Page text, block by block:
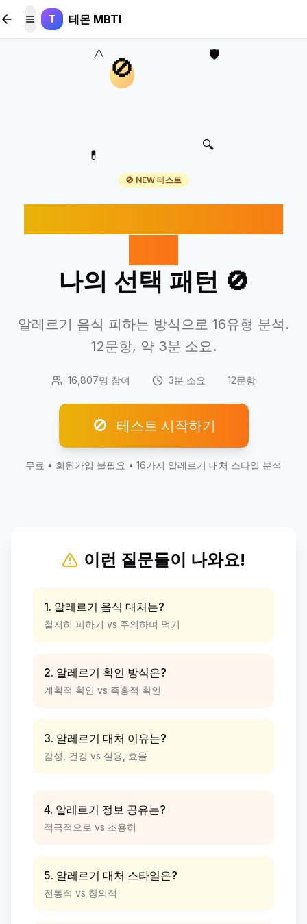
본문 바로가기
메뉴 토글
T 테몬 MBTI
🚫
⚠️
🛡️
💊 🔍
🚫 NEW 테스트
나의 선택 패턴 🚫
알레르기 음식 피하는 방식으로 16유형 분석.
12문항, 약 3분 소요.
16,807명 참여 3분 소요 12문항
🚫 테스트 시작하기
무료 • 회원가입 불필요 • 16가지 알레르기 대처 스타일 분석
이런 질문들이 나와요!
1. 알레르기 음식 대처는?
철저히 피하기 vs 주의하며 먹기
2. 알레르기 확인 방식은?
계획적 확인 vs 즉흥적 확인
3. 알레르기 대처 이유는?
감성, 건강 vs 실용, 효율
4. 알레르기 정보 공유는?
적극적으로 vs 조용히
5. 알레르기 대처 스타일은?
전통적 vs 창의적